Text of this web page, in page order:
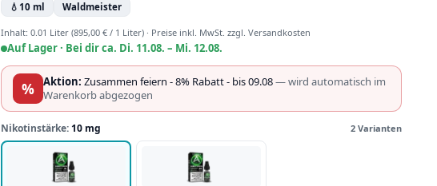
💧 10 ml Waldmeister
Inhalt: 0.01 Liter (895,00 € / 1 Liter) · Preise inkl. MwSt. zzgl. Versandkosten
Auf Lager · Bei dir ca. Di. 11.08. – Mi. 12.08.
% Aktion: Zusammen feiern - 8% Rabatt - bis 09.08— wird automatisch im
Warenkorb abgezogen
Nikotinstärke: 10 mg 2 Varianten